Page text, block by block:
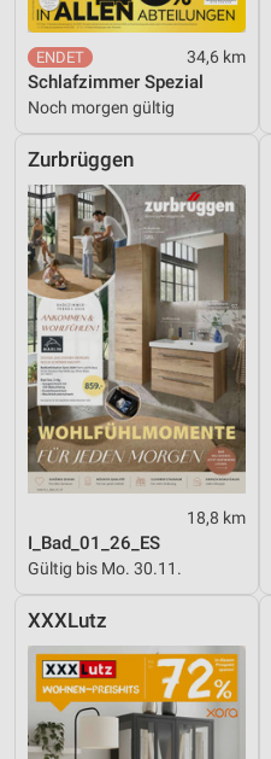
34,6 km
Schlafzimmer Spezial
Noch morgen gültig
Zurbrüggen
18,8 km
I_Bad_01_26_ES
Gültig bis Mo. 30.11.
XXXLutz